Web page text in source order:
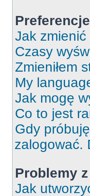
Jak
Czasy
Zmieniłem
My
Jak mogę
Co to jest
Gdy
zalogować.
Problemy
Jak